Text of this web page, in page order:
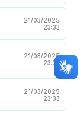
21/03/2025
23:33
21/03/2025
23:33
21/03/2025
23:33